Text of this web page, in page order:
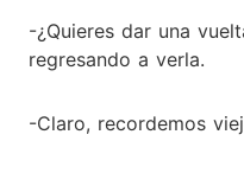
-¿Quieres dar una
regresando a verla.
-Claro, recordemos